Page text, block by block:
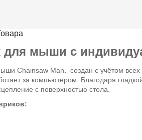
для мыши с
Chainsaw Man. создан с учётом
за компьютером. Благодаря
с поверхностью стола.